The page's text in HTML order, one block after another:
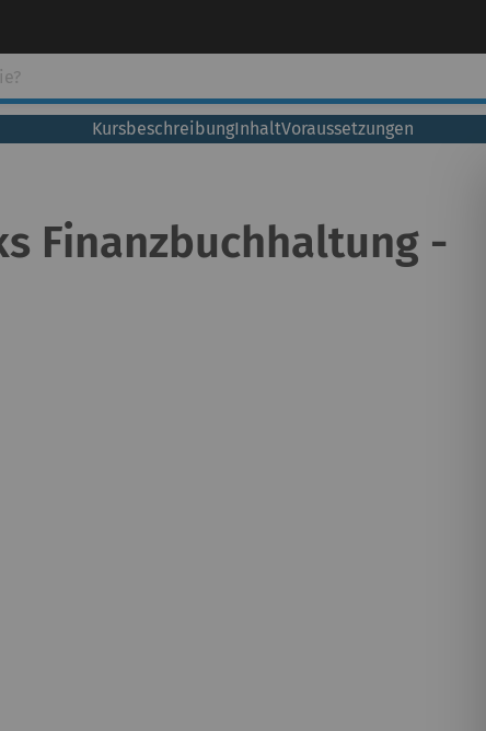
KursbeschreibungInhaltVoraussetzungen
Finanzbuchhaltung -